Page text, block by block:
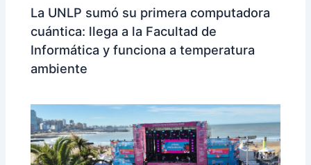
La UNLP sumó su primera computadora
cuántica: llega a la Facultad de
Informática y funciona a temperatura
ambiente